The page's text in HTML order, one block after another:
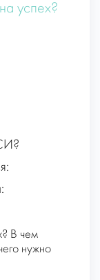
успех?
В чем
нужно